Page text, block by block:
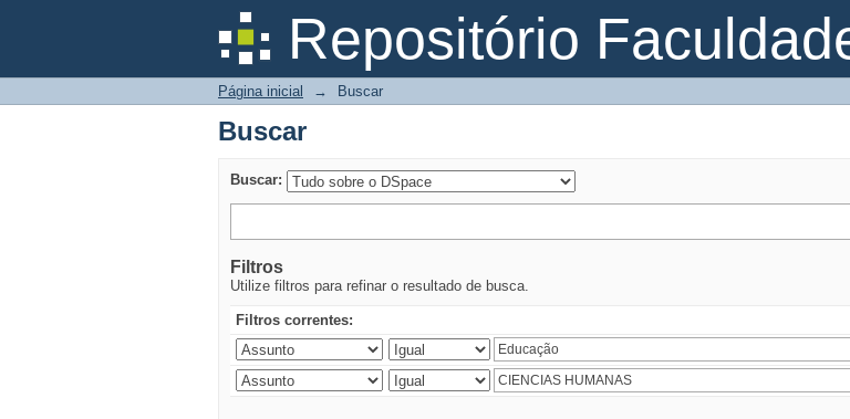
Repositório
Buscar
Página inicial → Buscar
Buscar
Buscar:
Filtros
Utilize filtros para refinar o resultado de busca.
Filtros correntes: